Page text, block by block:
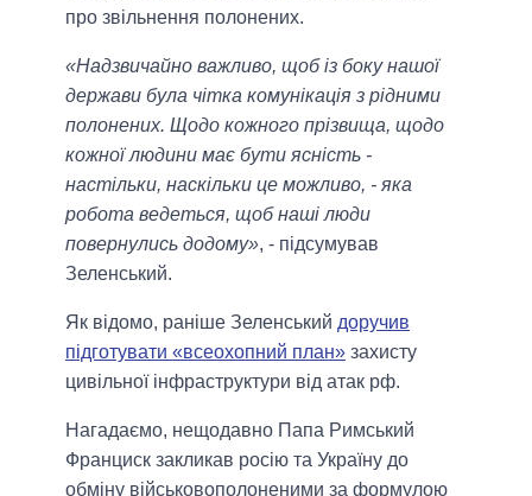
про звільнення полонених.
«Надзвичайно важливо, щоб із боку нашої
держави була чітка комунікація з рідними
полонених. Щодо кожного прізвища, щодо
кожної людини має бути ясність -
настільки, наскільки це можливо, - яка
робота ведеться, щоб наші люди
повернулись додому», - підсумував
Зеленський.
Як відомо, раніше Зеленський доручив
підготувати «всеохопний план» захисту
цивільної інфраструктури від атак рф.
Нагадаємо, нещодавно Папа Римський
Франциск закликав росію та Україну до
обміну військовополоненими за формулою